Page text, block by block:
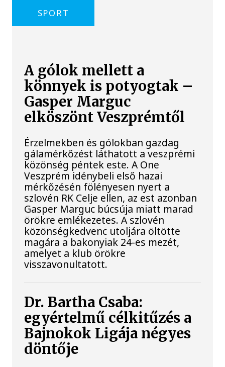
SPORT
A gólok mellett a
könnyek is potyogtak –
Gasper Marguc
elköszönt Veszprémtől
Érzelmekben és gólokban gazdag
gálamérkőzést láthatott a veszprémi
közönség péntek este. A One
Veszprém idénybeli első hazai
mérkőzésén fölényesen nyert a
szlovén RK Celje ellen, az est azonban
Gasper Marguc búcsúja miatt marad
örökre emlékezetes. A szlovén
közönségkedvenc utoljára öltötte
magára a bakonyiak 24-es mezét,
amelyet a klub örökre
visszavonultatott.
Dr. Bartha Csaba:
egyértelmű célkitűzés a
Bajnokok Ligája négyes
döntője